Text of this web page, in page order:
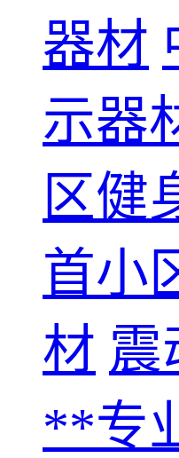
器材
示器
区健
首小
材 震
**专